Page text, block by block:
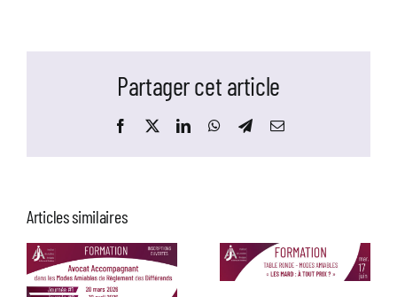
Partager cet article
Facebook
X LinkedInWhatsApp
TelegramEmail
Articles similaires